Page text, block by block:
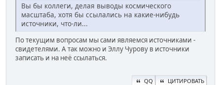
Вы бы коллеги, делая выводы космического
масштаба, хотя бы ссылались на какие-нибудь
источники, что-ли...
По текущим вопросам мы сами являемся источниками -
свидетелями. А так можно и Эллу Чурову в источники
записать и на неё ссылаться.
QQ ЦИТИРОВАТЬ